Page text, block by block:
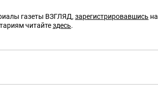
газеты ВЗГЛЯД,зарегистрировавшись
читайтездесь.